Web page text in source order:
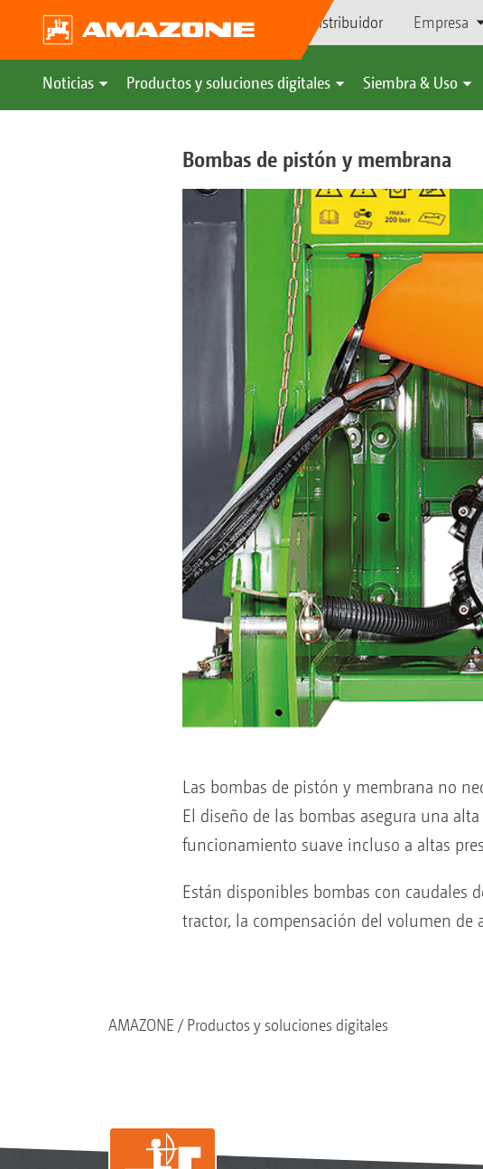
Búsqueda de distribuidor Empresa
Noticias Productos y soluciones digitales Siembra & Uso
Bombas de pistón y membrana
Las bombas de pistón y membrana no
El diseño de las bombas asegura una
funcionamiento suave incluso a altas
Están disponibles bombas con caudales
tractor, la compensación del volumen de
AMAZONE Productos y soluciones digitales